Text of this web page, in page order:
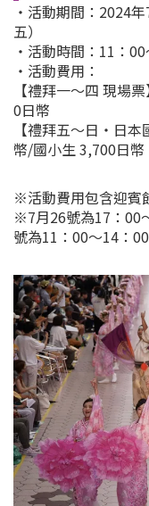
・活動期間：2024
五）
・活動時間：11：
・活動費用：
【禮拜一～四 現場
0日幣
【禮拜五～日・日
幣/國小生 3,700日幣
※活動費用包含迎賓
※7月26號為17：00
號為11：00～14：